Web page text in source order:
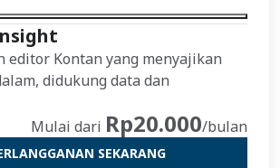
Kontan yang menyajikan
didukung data dan
Mulai dari Rp20.000/bulan
SEKARANG